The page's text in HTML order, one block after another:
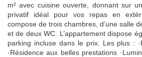
m² avec cuisine ouverte, donnant sur
privatif idéal pour vos repas en
compose de trois chambres, d’une salle
et de deux WC. L’appartement dispose
parking incluse dans le prix. Les plus :
·Résidence aux belles prestations